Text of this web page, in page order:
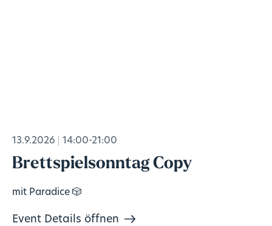
13.9.2026 14:00-21:00
Brettspielsonntag Copy
mit Paradice 🎲
Event Details öffnen